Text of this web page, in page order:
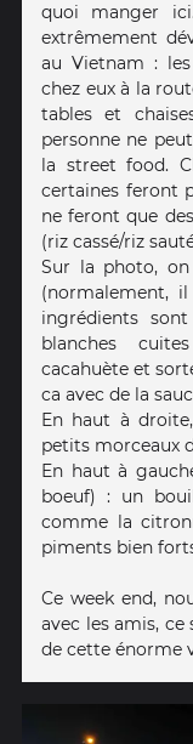
quoi manger
extrêmement
au Vietnam :
chez eux à la
tables et
personne ne
la street food.
certaines feront
ne feront que
(riz cassé/riz
Sur la photo,
(normalement,
ingrédients
blanches
cacahuète et
ca avec de la
En haut à
petits morceaux
En haut à
boeuf) : un
comme la
piments bien
Ce week end,
avec les amis,
de cette énorme